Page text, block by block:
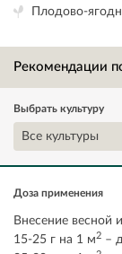
Плодово-
Рекомендации
Выбрать культуру
Все культуры
Доза применения
Внесение весной
15-25 г на 1 м 2 –